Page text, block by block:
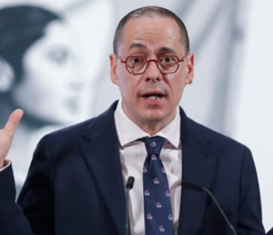
inundación en Balcones de Oblatos
de Ricardo Cabezas Talavera
por desarrollo de vivienda en Mirador de
en crimen de Valeria
buscada desde 2012